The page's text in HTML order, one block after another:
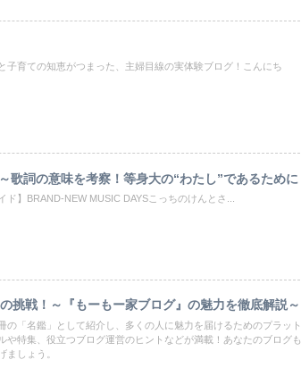
子育ての知恵がつまった、主婦目線の実体験ブログ！こんにち
歌詞の意味を考察！等身大の“わたし”であるために
】BRAND-NEW MUSIC DAYSこっちのけんとさ...
挑戦！～『もーもー家ブログ』の魅力を徹底解説～
の「名鑑」として紹介し、多くの人に魅力を届けるためのプラット
や特集、役立つブログ運営のヒントなどが満載！あなたのブログも
ましょう。